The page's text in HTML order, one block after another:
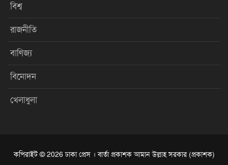
বিশ্ব
রাজনীতি
বাণিজ্য
বিনোদন
খেলাধুলা
কপিরাইট © 2026 ঢাকা প্রেস । বার্তা প্রকাশক আমান উল্লাহ সরকার (প্রকাশক)